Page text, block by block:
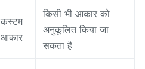
कस्टम
आकार
किसी भी आकार को
अनुकूलित किया जा
सकता है